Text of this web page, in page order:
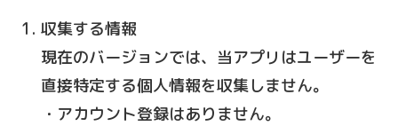
収集する情報
現在のバージョンでは、当アプリはユーザーを
直接特定する個人情報を収集しません。
・アカウント登録はありません。